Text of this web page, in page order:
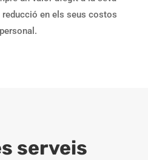
en els seus costos
serveis